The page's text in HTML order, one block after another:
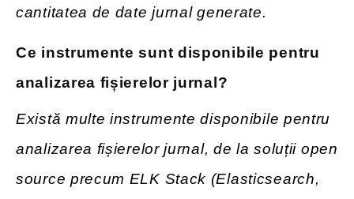
cantitatea de date jurnal generate.
Ce instrumente sunt disponibile pentru
analizarea fișierelor jurnal?
Există multe instrumente disponibile pentru
analizarea fișierelor jurnal, de la soluții open
source precum ELK Stack (Elasticsearch,